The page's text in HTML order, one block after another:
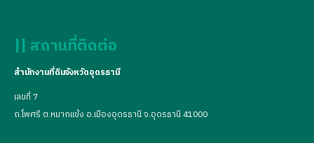
|| สถานที่ติดต่อ
สำนักงานที่ดินจังหวัดอุดรธานี
เลขที่ 7
ถ.โพศรี ต.หมากแข้ง อ.เมืองอุดรธานี จ.อุดรธานี 41000